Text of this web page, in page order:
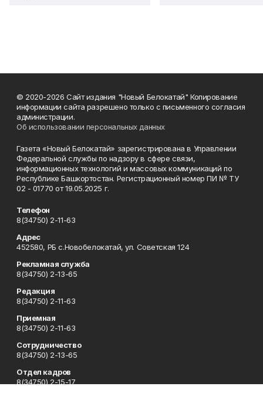
© 2020-2026 Сайт издания "Новый Белокатай" Копирование
информации сайта разрешено только с письменного согласия
администрации.
Об использовании персональных данных
Газета «Новый Белокатай» зарегистрирована в Управлении
Федеральной службы по надзору в сфере связи,
информационных технологий и массовых коммуникаций по
Республике Башкортостан. Регистрационный номер ПИ № ТУ
02 - 01770 от 19.05.2025 г.
Телефон
8(34750) 2-11-63
Адрес
452580, РБ с.Новобелокатай, ул. Советская 124
Рекламная служба
8(34750) 2-13-65
Редакция
8(34750) 2-11-63
Приемная
8(34750) 2-11-63
Сотрудничество
8(34750) 2-13-65
Отдел кадров
8(34750) 2-15-17